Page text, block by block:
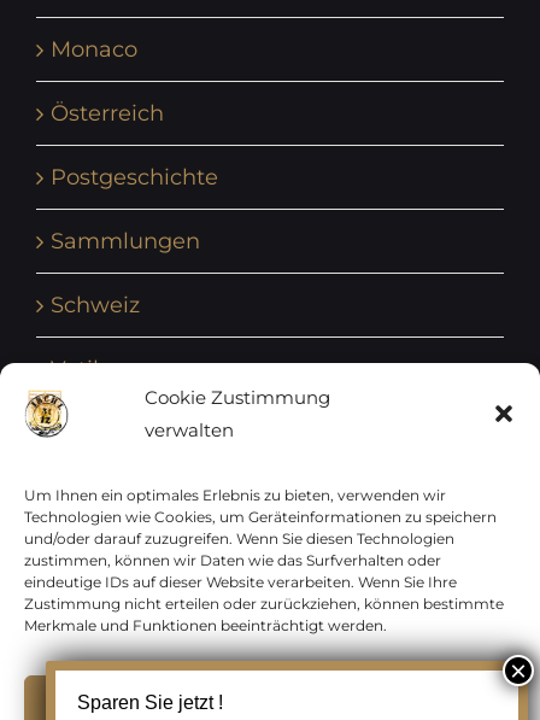
Cookie Zustimmung
verwalten
Um Ihnen ein optimales Erlebnis zu bieten, verwenden wir
Technologien wie Cookies, um Geräteinformationen zu speichern
und/oder darauf zuzugreifen. Wenn Sie diesen Technologien
zustimmen, können wir Daten wie das Surfverhalten oder
eindeutige IDs auf dieser Website verarbeiten. Wenn Sie Ihre
Zustimmung nicht erteilen oder zurückziehen, können bestimmte
Merkmale und Funktionen beeinträchtigt werden.
Monaco
Österreich
Postgeschichte
Sammlungen
Schweiz
Vatikan
Vereinte Nationen
Vorphilatelie
Zensurbelege Österreich
Zensurbelege Schweiz
Sparen Sie jetzt !